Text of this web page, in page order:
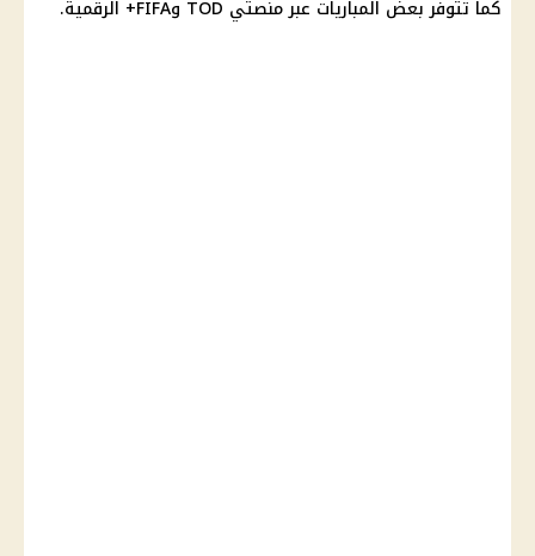
كما تتوفر بعض المباريات عبر منصتي TOD وFIFA+ الرقمية.